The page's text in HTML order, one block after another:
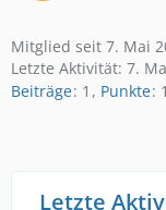
Mitglied seit 7. Mai
Letzte Aktivität: 7.
Beiträge 1 Punkte
Letzte